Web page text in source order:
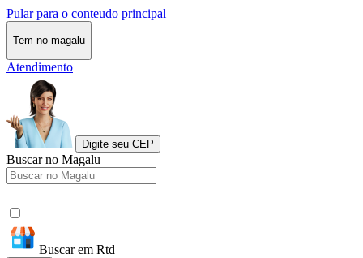
Pular para o conteudo principal
Tem no magalu
Atendimento
Digite seu CEP
Buscar no Magalu
Buscar em Rtd